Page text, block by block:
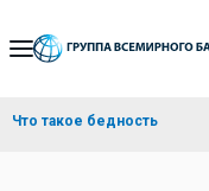
Skip
Navigation
Что такое бедность